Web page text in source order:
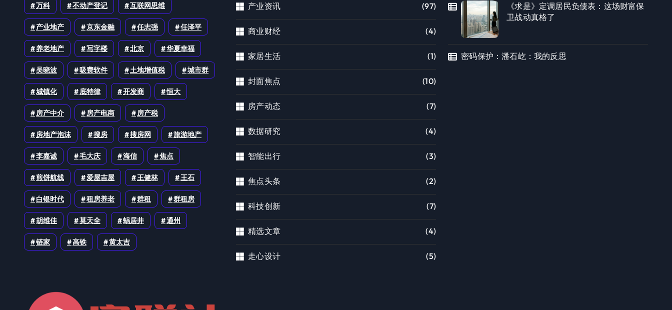
万科 不动产登记 互联网思维
产业地产 京东金融 任志强 任泽平
养老地产 写字楼 北京 华夏幸福
吴晓波 吸费软件 土地增值税 城市群
城镇化 底特律 开发商 恒大
房产中介 房产电商 房产税
房地产泡沫 搜房 搜房网 旅游地产
李嘉诚 毛大庆 海信 焦点
煎饼航线 爱屋吉屋 王健林 王石
白银时代 租房养老 群租 群租房
胡维佳 莫天全 蜗居井 通州
链家 高铁 黄太吉
产业资讯 (97)
商业财经 (4)
家居生活 (1)
封面焦点 (10)
房产动态 (7)
数据研究 (4)
智能出行 (3)
焦点头条 (2)
科技创新 (7)
精选文章 (4)
走心设计 (5)
《求是》定调居民负债表：这场财富保
卫战动真格了
密码保护：潘石屹：我的反思